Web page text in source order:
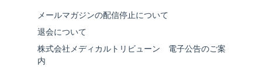
メールマガジンの配信停止について
退会について
株式会社メディカルトリビューン 電子公告のご案
内